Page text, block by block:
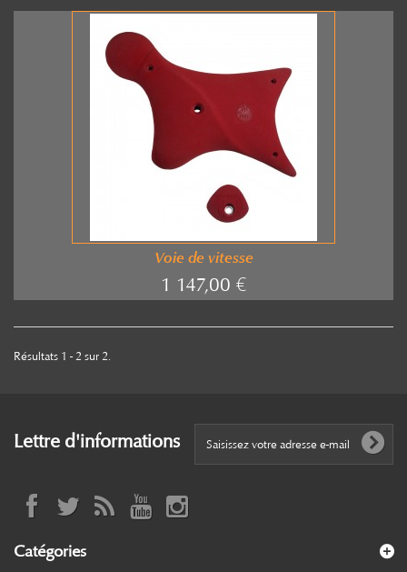
Voie de vitesse
1 147,00 €
Résultats 1 - 2 sur 2.
Lettre d'informations
Catégories